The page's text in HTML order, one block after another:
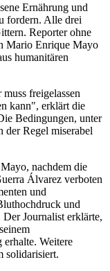
Ernährung und
fordern. Alle drei
Reporter ohne
Mario Enrique Mayo
humanitären
freigelassen
kann", erklärt die
Bedingungen, unter
der Regel miserabel
nachdem die
Álvarez verboten
und
und
Journalist erklärte,
erhalte. Weitere
solidarisiert.